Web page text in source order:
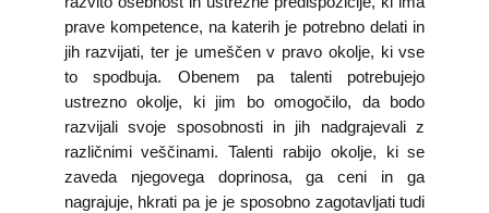
prave kompetence, na katerih je potrebno delati in
jih razvijati, ter je umeščen v pravo okolje, ki vse
to spodbuja. Obenem pa talenti potrebujejo
ustrezno okolje, ki jim bo omogočilo, da bodo
razvijali svoje sposobnosti in jih nadgrajevali z
različnimi veščinami. Talenti rabijo okolje, ki se
zaveda njegovega doprinosa, ga ceni in ga
nagrajuje, hkrati pa je je sposobno zagotavljati tudi